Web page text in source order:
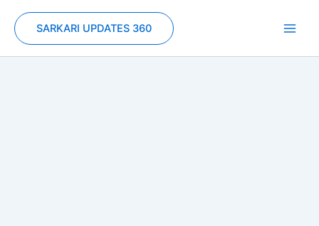
content
SARKARI UPDATES 360